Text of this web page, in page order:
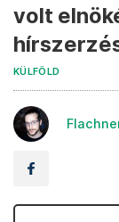
volt
KÜLFÖLD